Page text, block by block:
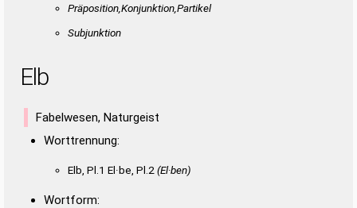
Präposition,Konjunktion,Partikel
Subjunktion
Elb
Fabelwesen, Naturgeist
Worttrennung:
Elb, Pl.1 El·be, Pl.2 (El·ben)
Wortform: